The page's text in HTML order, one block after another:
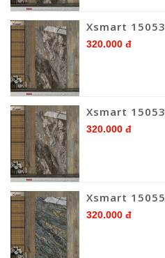
Xsmart 15053
320.000 đ
Xsmart 15053
320.000 đ
Xsmart 15055
320.000 đ